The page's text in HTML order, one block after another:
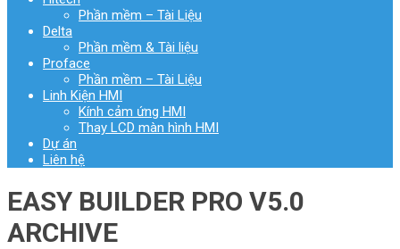
Phần mềm – Tài Liệu
Delta
Phần mềm & Tài liệu
Proface
Phần mềm – Tài Liệu
Linh Kiện HMI
Kính cảm ứng HMI
Thay LCD màn hình HMI
Dự án
Liên hệ
EASY BUILDER PRO V5.0
ARCHIVE